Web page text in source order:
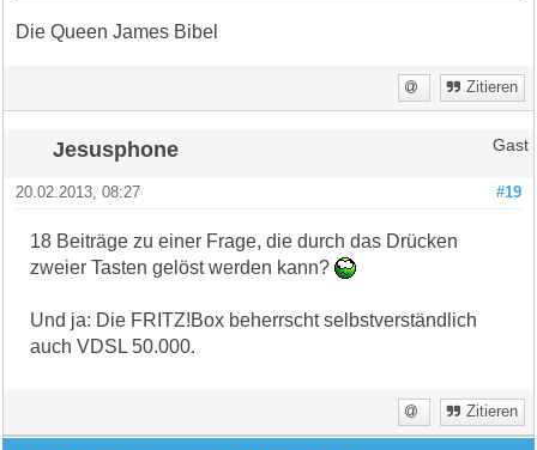
Die Queen James Bibel
Zitieren
Jesusphone Gast
#19
20.02.2013, 08:27
18 Beiträge zu einer Frage, die durch das Drücken
zweier Tasten gelöst werden kann?
Und ja: Die FRITZ!Box beherrscht selbstverständlich
auch VDSL 50.000.
Zitieren